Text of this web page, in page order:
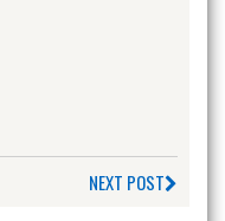
NEXT POST